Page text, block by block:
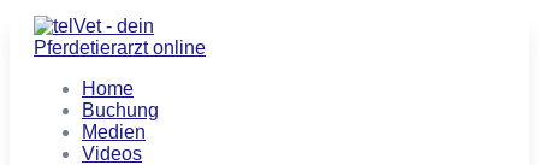
Home
Buchung
Medien
Videos